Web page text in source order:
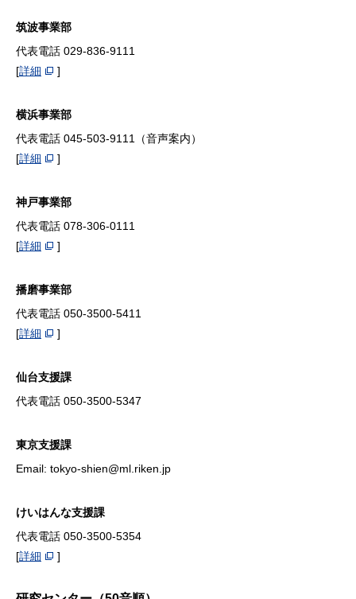
筑波事業部
代表電話 029-836-9111
[詳細 ]
横浜事業部
代表電話 045-503-9111（音声案内）
[詳細 ]
神戸事業部
代表電話 078-306-0111
[詳細 ]
播磨事業部
代表電話 050-3500-5411
[詳細 ]
仙台支援課
代表電話 050-3500-5347
東京支援課
Email: tokyo-shien@ml.riken.jp
けいはんな支援課
代表電話 050-3500-5354
[詳細 ]